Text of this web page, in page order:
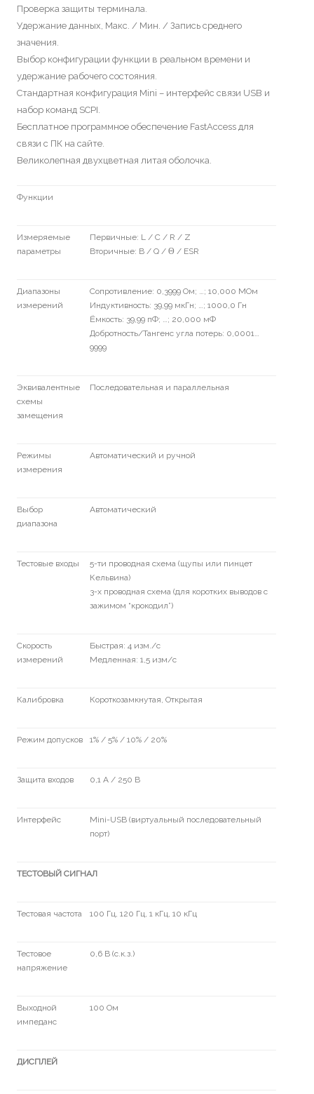
Проверка защиты терминала.
Удержание данных, Макс. / Мин. / Запись среднего
значения.
Выбор конфигурации функции в реальном времени и
удержание рабочего состояния.
Стандартная конфигурация Mini – интерфейс связи USB и
набор команд SCPI.
Бесплатное программное обеспечение FastAccess для
связи с ПК на сайте.
Великолепная двухцветная литая оболочка.
Функции
Измеряемые
параметры
Первичные: L / C / R / Z
Вторичные: В / Q / Θ / ESR
Диапазоны
измерений
Сопротивление: 0,3999 Ом; …; 10,000 МОм
Индуктивность: 39,99 мкГн; …; 1000,0 Гн
Ёмкость: 39,99 пФ; …; 20,000 мФ
Добротность/Тангенс угла потерь: 0,0001…
9999
Эквивалентные
схемы
замещения
Последовательная и параллельная
Режимы
измерения
Автоматический и ручной
Выбор
диапазона
Автоматический
Тестовые входы
5-ти проводная схема (щупы или пинцет
Кельвина)
3-х проводная схема (для коротких выводов с
зажимом “крокодил”)
Скорость
измерений
Быстрая: 4 изм./с
Медленная: 1,5 изм/с
Калибровка Короткозамкнутая, Открытая
Режим допусков 1% / 5% / 10% / 20%
Защита входов 0,1 А / 250 В
Интерфейс
Mini-USB (виртуальный последовательный
порт)
ТЕСТОВЫЙ СИГНАЛ
Тестовая частота 100 Гц, 120 Гц, 1 кГц, 10 кГц
Тестовое
напряжение
0,6 В (с.к.з.)
Выходной
импеданс
100 Ом
ДИСПЛЕЙ